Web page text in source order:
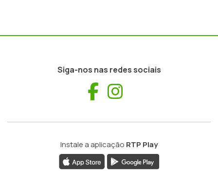
Siga-nos nas redes sociais
Facebook
Instale a aplicação RTP Play